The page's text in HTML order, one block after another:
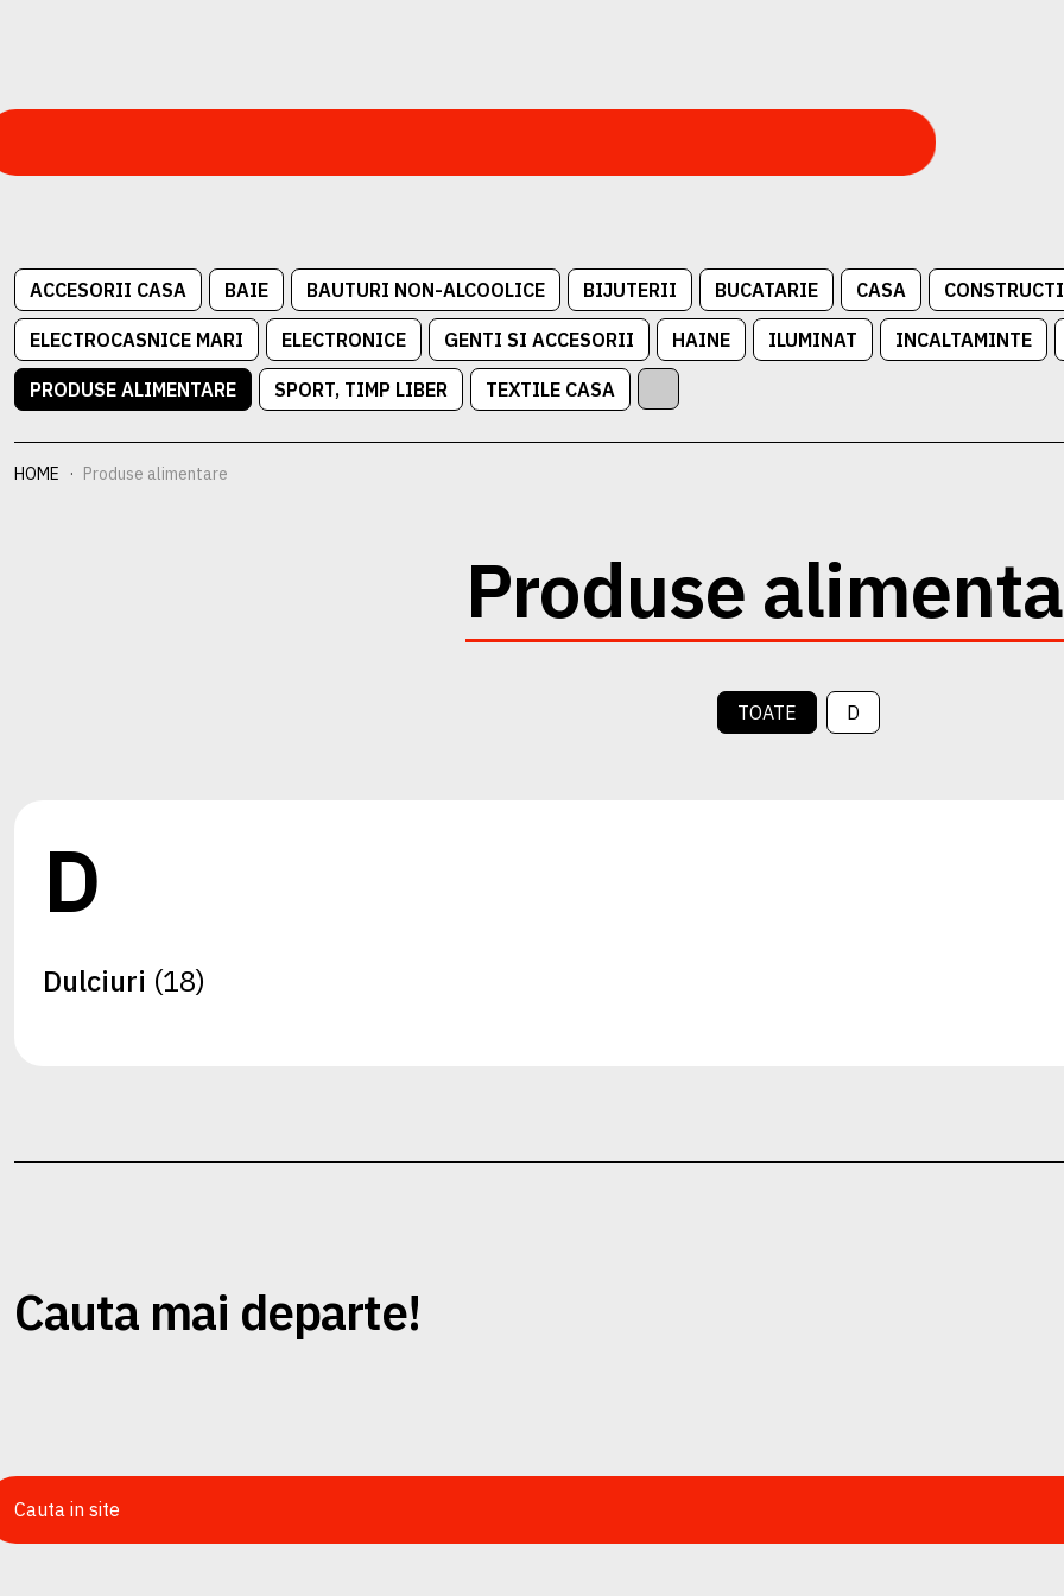
ACCESORII CASA BAIE BAUTURI NON-ALCOOLICE BIJUTERII BUCATARIE CASA
ELECTROCASNICE MARI ELECTRONICE GENTI SI ACCESORII HAINE ILUMINAT INCALTAMINTE
PRODUSE ALIMENTARE SPORT, TIMP LIBER TEXTILE CASA
HOME Produse alimentare
Produse
TOATE D
D
Dulciuri (18)
Cauta mai departe!